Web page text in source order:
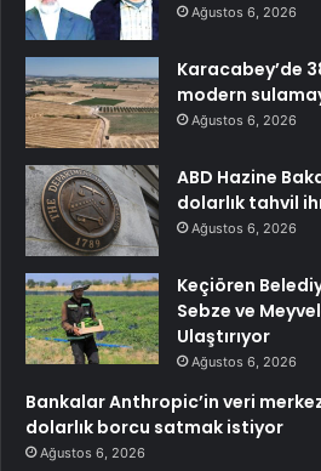
Ağustos 6, 2026
Karacabey’de
modern
Ağustos 6, 2026
ABD Hazine
dolarlık tahvil
Ağustos 6, 2026
Keçiören
Sebze ve
Ulaştırıyor
Ağustos 6, 2026
Bankalar Anthropic’in veri
dolarlık borcu satmak istiyor
Ağustos 6, 2026